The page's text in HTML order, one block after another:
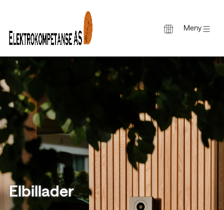
Gå
til
innholdet
Meny
Elbillader